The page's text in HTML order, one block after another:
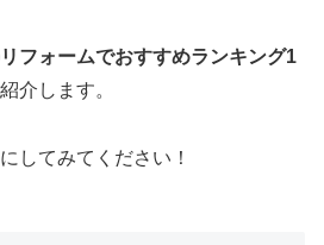
フォームでおすすめランキング1
介します。
してみてください！